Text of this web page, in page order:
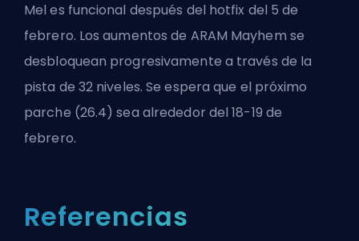
Mel es funcional después del hotfix del 5 de
febrero. Los aumentos de ARAM Mayhem se
desbloquean progresivamente a través de la
pista de 32 niveles. Se espera que el próximo
parche (26.4) sea alrededor del 18-19 de
febrero.
Referencias